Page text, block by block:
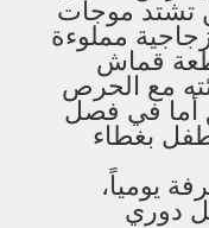
تشتد موجات
مملوءة
قماش
مع الحرص
أما في فصل
بغطاء
يومياً،
دوري